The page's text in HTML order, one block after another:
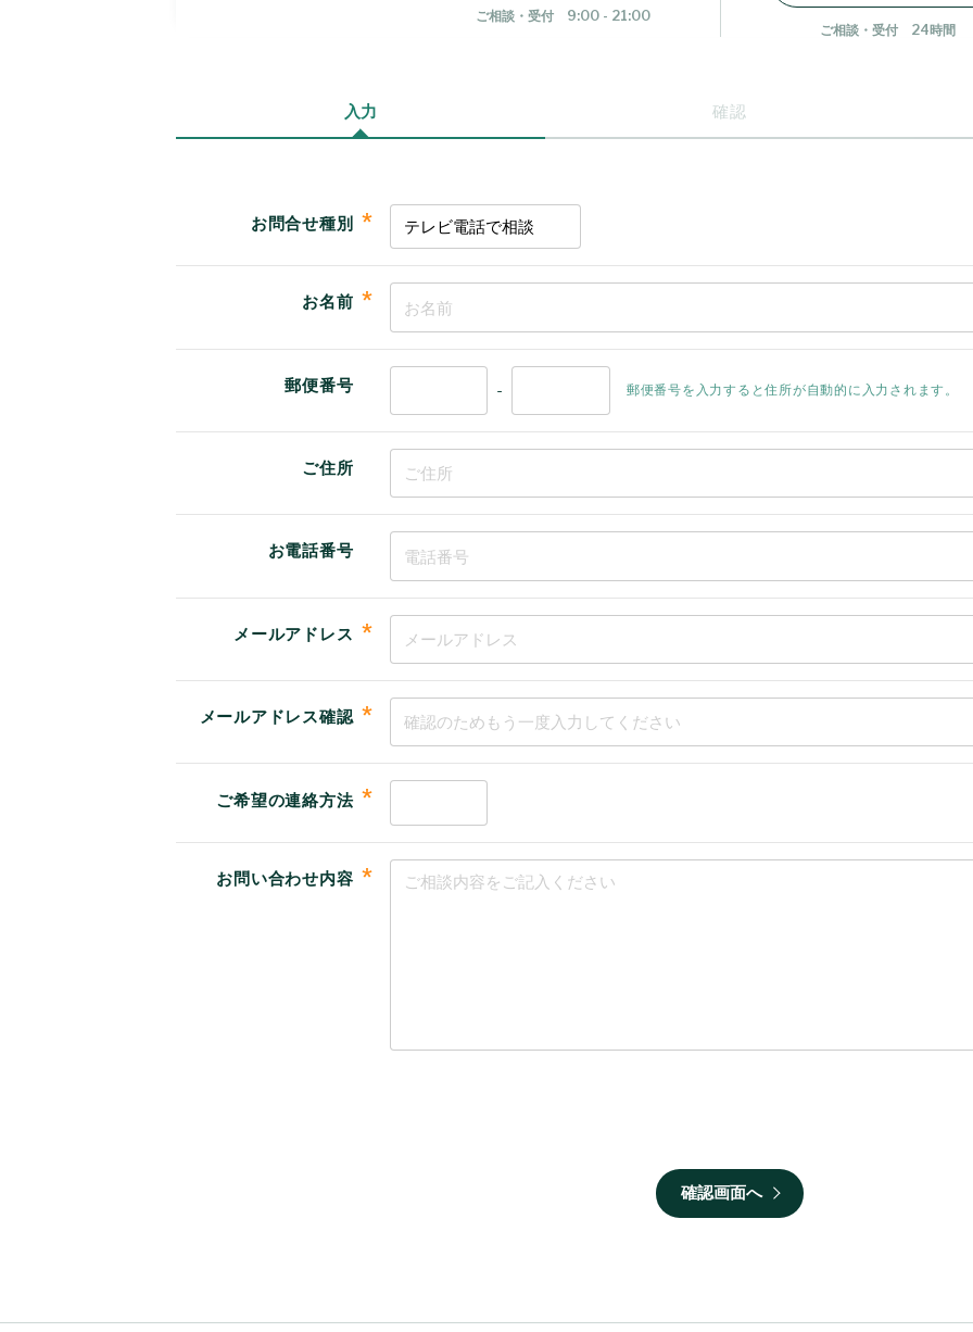
ご相談・受付 9:00 - 21:00
ご相談・受付 24時間
入力 確認
お問合せ種別 *
お名前 *
郵便番号 - 郵便番号を入力すると住所が自動的に入力されます。
ご住所
お電話番号
メールアドレス *
メールアドレス確認 *
ご希望の連絡方法 *
お問い合わせ内容 *